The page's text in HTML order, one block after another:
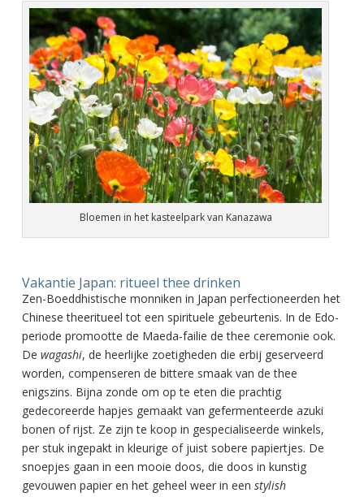
Bloemen in het kasteelpark van Kanazawa
Vakantie Japan: ritueel thee drinken
Zen-Boeddhistische monniken in Japan perfectioneerden het
Chinese theeritueel tot een spirituele gebeurtenis. In de Edo-
periode promootte de Maeda-failie de thee ceremonie ook.
De wagashi, de heerlijke zoetigheden die erbij geserveerd
worden, compenseren de bittere smaak van de thee
enigszins. Bijna zonde om op te eten die prachtig
gedecoreerde hapjes gemaakt van gefermenteerde azuki
bonen of rijst. Ze zijn te koop in gespecialiseerde winkels,
per stuk ingepakt in kleurige of juist sobere papiertjes. De
snoepjes gaan in een mooie doos, die doos in kunstig
gevouwen papier en het geheel weer in een stylish